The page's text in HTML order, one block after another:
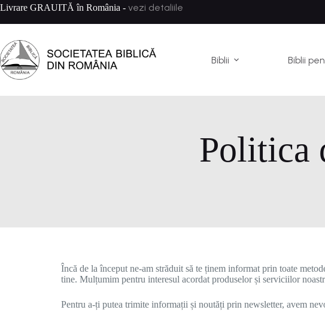
Livrare GRAUITĂ în România - vezi detaliile
Biblii Biblii
Politica
Încă de la început ne-am străduit să te ținem informat prin toate
tine. Mulțumim pentru interesul acordat produselor și serviciilor
Pentru a-ți putea trimite informații și noutăți prin newsletter, avem